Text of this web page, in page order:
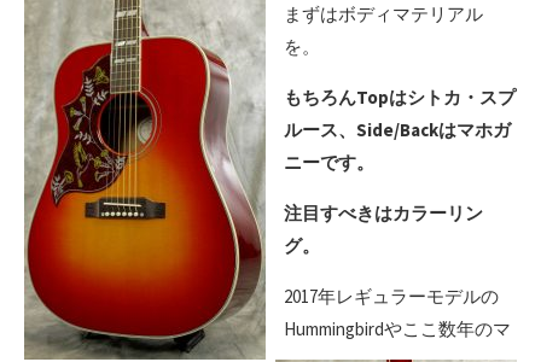
まずはボディマテリアル
を。
もちろんTopはシトカ・スプ
ルース、Side/Backはマホガ
ニーです。
注目すべきはカラーリン
グ。
2017年レギュラーモデルの
Hummingbirdやここ数年のマ